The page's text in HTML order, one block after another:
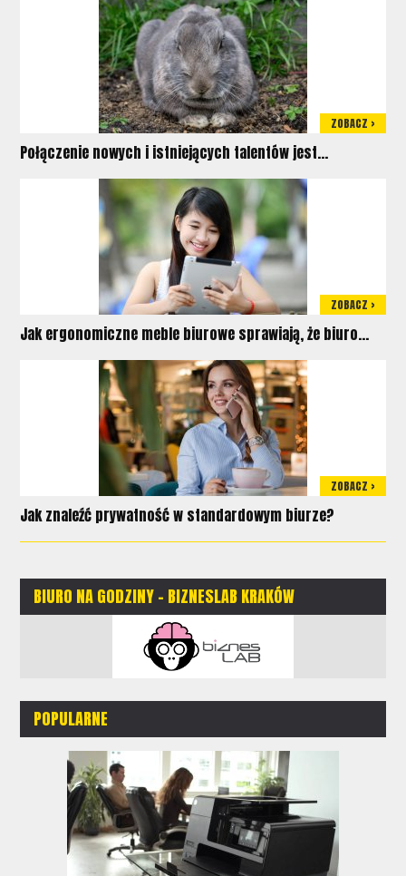
ZOBACZ >
Połączenie nowych i istniejących talentów jest...
ZOBACZ >
Jak ergonomiczne meble biurowe sprawiają, że biuro...
ZOBACZ >
Jak znaleźć prywatność w standardowym biurze?
BIURO NA GODZINY - BIZNESLAB KRAKÓW
POPULARNE